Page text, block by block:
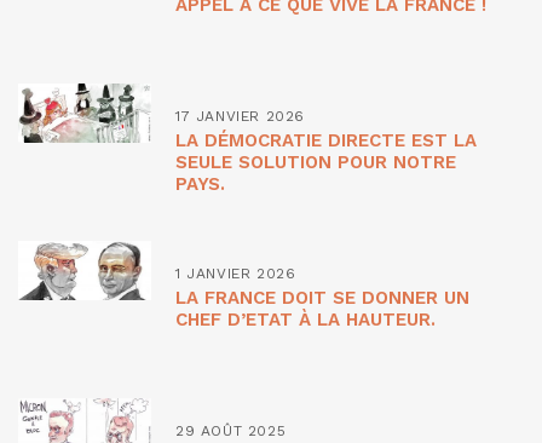
APPEL À CE QUE VIVE LA FRANCE !
17 JANVIER 2026
LA DÉMOCRATIE DIRECTE EST LA
SEULE SOLUTION POUR NOTRE
PAYS.
1 JANVIER 2026
LA FRANCE DOIT SE DONNER UN
CHEF D’ETAT À LA HAUTEUR.
29 AOÛT 2025